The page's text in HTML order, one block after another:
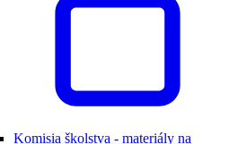
Komisia školstva - materiály na